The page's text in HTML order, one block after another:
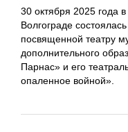
30 октября 2025 года
Волгограде
посвященной театру
дополнительного
Парнас» и его
опаленное войной».